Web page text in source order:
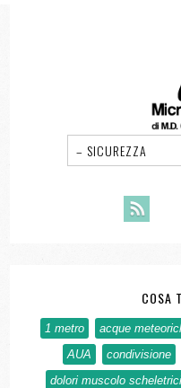
COSA
1 metro acque
AUA
condivisione
dolori muscolo scheletrici